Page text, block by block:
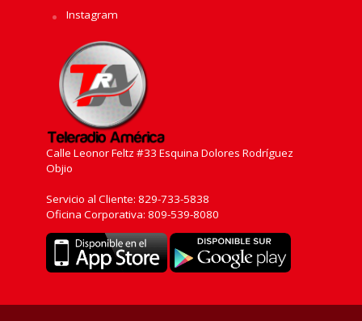
Instagram
Calle Leonor Feltz #33 Esquina Dolores Rodríguez
Objio
Servicio al Cliente: 829-733-5838
Oficina Corporativa: 809-539-8080